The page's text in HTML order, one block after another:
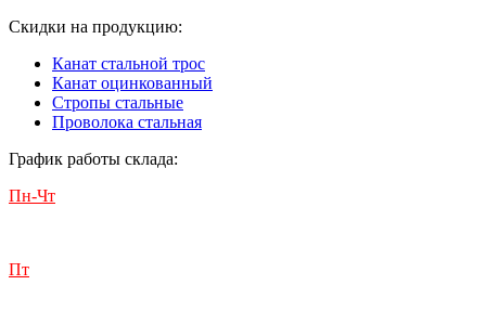
Скидки на продукцию:
Канат стальной трос
Канат оцинкованный
Стропы стальные
Проволока стальная
График работы склада:
Пн-Чт
Пт